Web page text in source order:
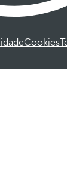
Cookies